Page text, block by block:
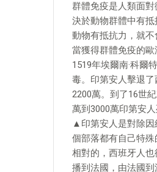
群體免疫是人類面
決於動物群體中有
動物有抵抗力，就不
當獲得群體免疫的歐
1519年埃爾南·科爾
毒。印第安人擊退
2200萬。到了16世
萬到3000萬印第安
▲印第安人是對除因
個部落都有自己特
相對的，西班牙人
播到法國，由法國